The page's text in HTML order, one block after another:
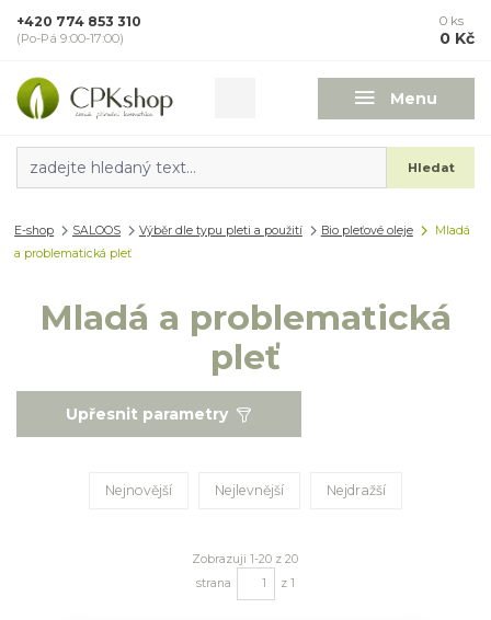
Menu
Hledat
+420 774 853 310
(Po-Pá 9:00-17:00)
0 ks
0 Kč
E-shop SALOOS Výběr dle typu pleti a použití Bio pleťové oleje
Mladá
a problematická pleť
Mladá a problematická
pleť
Upřesnit parametry
Nejnovější Nejlevnější Nejdražší
Zobrazuji 1-20 z 20
strana
z 1